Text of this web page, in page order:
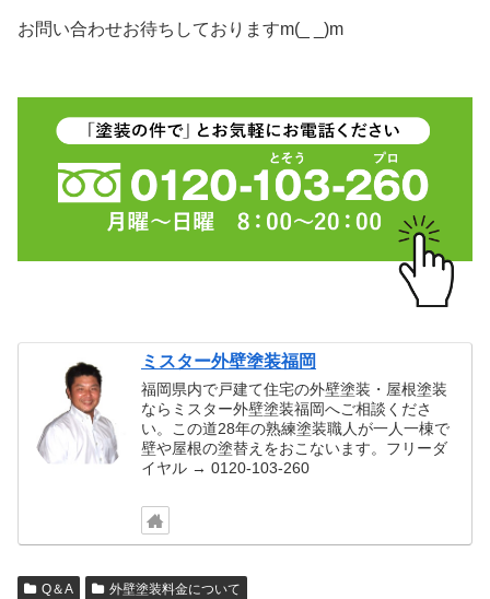
お問い合わせお待ちしておりますm(_ _)m
ミスター外壁塗装福岡
福岡県内で戸建て住宅の外壁塗装・屋根塗装
ならミスター外壁塗装福岡へご相談くださ
い。この道28年の熟練塗装職人が一人一棟で
壁や屋根の塗替えをおこないます。フリーダ
イヤル → 0120-103-260
Q＆A 外壁塗装料金について